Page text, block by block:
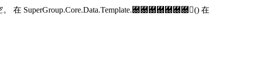
。 在 SuperGroup.Core.Data.Template.＀＀＀＀＀＀＀() 在